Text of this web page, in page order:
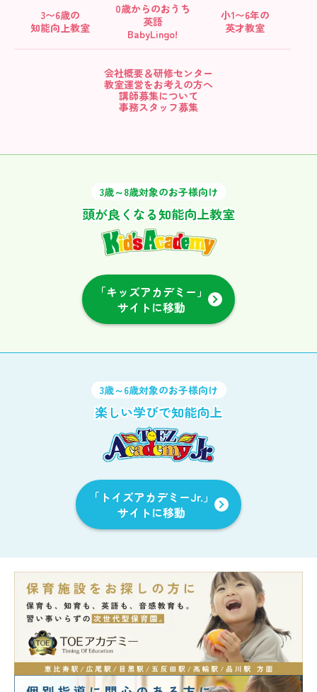
3〜6歳の
知能向上教室
0歳からのおうち
英語
BabyLingo!
小1〜6年の
英才教室
会社概要＆研修センター
教室運営をお考えの方へ
講師募集について
事務スタッフ募集
3歳～8歳対象のお子様向け
頭が良くなる知能向上教室
「キッズアカデミー」
サイトに移動
3歳～6歳対象のお子様向け
楽しい学びで知能向上
「トイズアカデミーJr.」
サイトに移動